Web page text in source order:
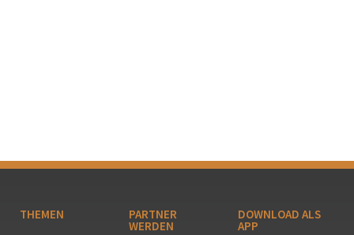
THEMEN PARTNER
WERDEN
DOWNLOAD ALS
APP